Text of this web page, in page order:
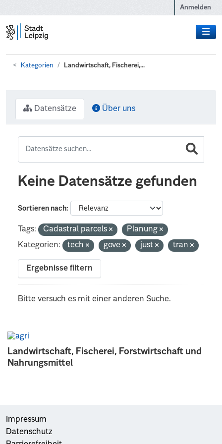
Anmelden
Kategorien Landwirtschaft, Fischerei,...
Landwirtschaft, Fischerei, Forstwirtschaft und
Nahrungsmittel
Datensätze Über uns
Keine Datensätze gefunden
Sortieren nach
Tags: Cadastral parcels
Planung
Kategorien:
tech gove just tran
Ergebnisse filtern
Bitte versuch es mit einer anderen Suche.
Impressum
Datenschutz